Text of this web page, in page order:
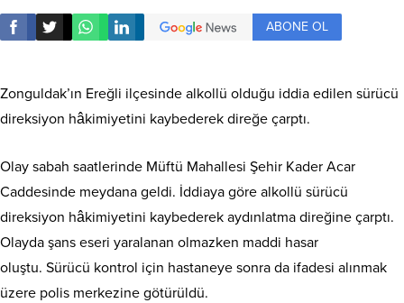
ABONE OL
Zonguldak’ın Ereğli ilçesinde alkollü olduğu iddia edilen sürücü
direksiyon hâkimiyetini kaybederek direğe çarptı.
Olay sabah saatlerinde Müftü Mahallesi Şehir Kader Acar
Caddesinde meydana geldi. İddiaya göre alkollü sürücü
direksiyon hâkimiyetini kaybederek aydınlatma direğine çarptı.
Olayda şans eseri yaralanan olmazken maddi hasar
oluştu. Sürücü kontrol için hastaneye sonra da ifadesi alınmak
üzere polis merkezine götürüldü.